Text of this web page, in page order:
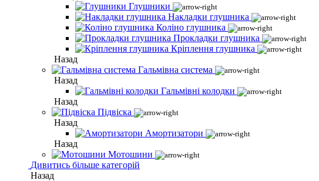
Глушники
Накладки глушника
Коліно глушника
Прокладки глушника
Кріплення глушника
Назад
Гальмівна система
Назад
Гальмівні колодки
Назад
Підвіска
Назад
Амортизатори
Назад
Мотошини
Дивитись більше категорій
Назад